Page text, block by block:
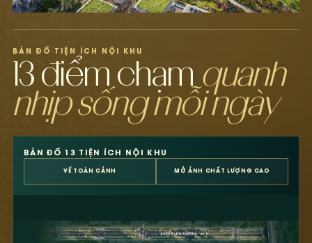
BẢN ĐỒ TIỆN ÍCH NỘI KHU
13 điểm chạmquanh
nhịp sống mỗi ngày
BẢN ĐỒ 13 TIỆN ÍCH NỘI KHU
VỀ TOÀN CẢNH MỞ ẢNH CHẤT LƯỢNG CAO